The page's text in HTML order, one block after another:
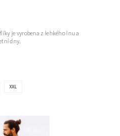
je vyrobena z lehkého lnu a
dny.
XXL